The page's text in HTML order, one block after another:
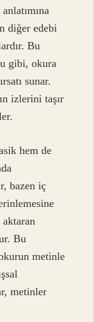
diğer edebi
Bu
gibi, okura
sunar.
izlerini taşır
hem de
bazen iç
aktaran
Bu
metinle
metinler